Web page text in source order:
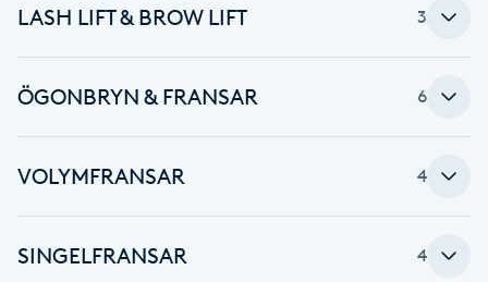
Hårförlängning
Hälsa
LASH LIFT & BROW LIFT 3
ÖGONBRYN & FRANSAR 6
VOLYMFRANSAR 4
SINGELFRANSAR 4